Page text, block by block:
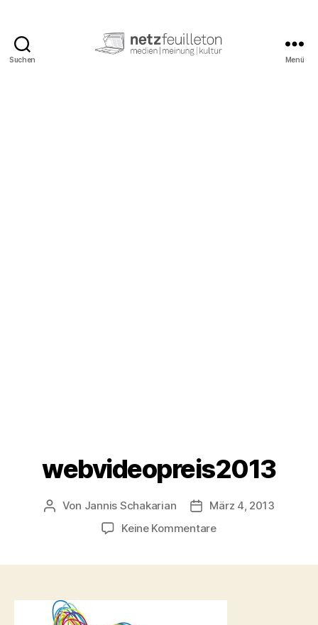
Suchen Menü
webvideopreis2013
Beitragsautor
Von Jannis Schakarian
März 4, 2013
Keine Kommentarezu